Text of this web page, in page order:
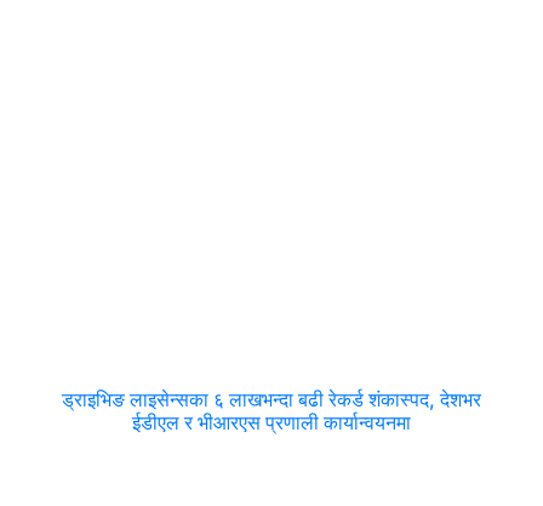
ड्राइभिङ लाइसेन्सका ६ लाखभन्दा बढी रेकर्ड शंकास्पद, देशभर
ईडीएल र भीआरएस प्रणाली कार्यान्वयनमा